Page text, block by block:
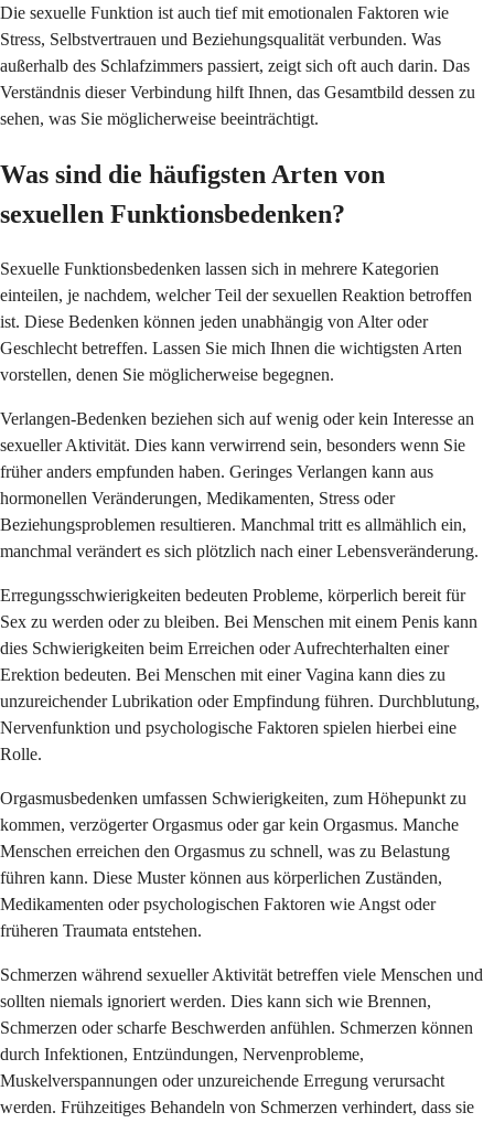
Die sexuelle Funktion ist auch tief mit emotionalen Faktoren wie
Stress, Selbstvertrauen und Beziehungsqualität verbunden. Was
außerhalb des Schlafzimmers passiert, zeigt sich oft auch darin. Das
Verständnis dieser Verbindung hilft Ihnen, das Gesamtbild dessen zu
sehen, was Sie möglicherweise beeinträchtigt.
Was sind die häufigsten Arten von
sexuellen Funktionsbedenken?
Sexuelle Funktionsbedenken lassen sich in mehrere Kategorien
einteilen, je nachdem, welcher Teil der sexuellen Reaktion betroffen
ist. Diese Bedenken können jeden unabhängig von Alter oder
Geschlecht betreffen. Lassen Sie mich Ihnen die wichtigsten Arten
vorstellen, denen Sie möglicherweise begegnen.
Verlangen-Bedenken beziehen sich auf wenig oder kein Interesse an
sexueller Aktivität. Dies kann verwirrend sein, besonders wenn Sie
früher anders empfunden haben. Geringes Verlangen kann aus
hormonellen Veränderungen, Medikamenten, Stress oder
Beziehungsproblemen resultieren. Manchmal tritt es allmählich ein,
manchmal verändert es sich plötzlich nach einer Lebensveränderung.
Erregungsschwierigkeiten bedeuten Probleme, körperlich bereit für
Sex zu werden oder zu bleiben. Bei Menschen mit einem Penis kann
dies Schwierigkeiten beim Erreichen oder Aufrechterhalten einer
Erektion bedeuten. Bei Menschen mit einer Vagina kann dies zu
unzureichender Lubrikation oder Empfindung führen. Durchblutung,
Nervenfunktion und psychologische Faktoren spielen hierbei eine
Rolle.
Orgasmusbedenken umfassen Schwierigkeiten, zum Höhepunkt zu
kommen, verzögerter Orgasmus oder gar kein Orgasmus. Manche
Menschen erreichen den Orgasmus zu schnell, was zu Belastung
führen kann. Diese Muster können aus körperlichen Zuständen,
Medikamenten oder psychologischen Faktoren wie Angst oder
früheren Traumata entstehen.
Schmerzen während sexueller Aktivität betreffen viele Menschen und
sollten niemals ignoriert werden. Dies kann sich wie Brennen,
Schmerzen oder scharfe Beschwerden anfühlen. Schmerzen können
durch Infektionen, Entzündungen, Nervenprobleme,
Muskelverspannungen oder unzureichende Erregung verursacht
werden. Frühzeitiges Behandeln von Schmerzen verhindert, dass sie